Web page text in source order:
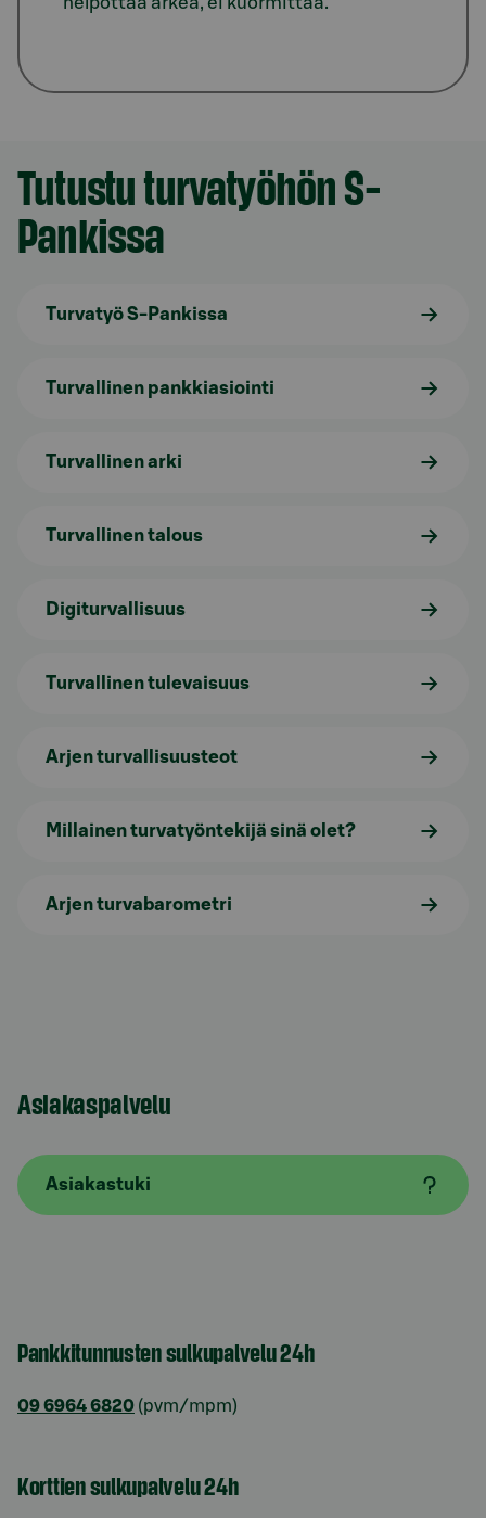
Tutustu turvatyöhön S-
Pankissa
Turvatyö S-Pankissa
Turvallinen pankkiasiointi
Turvallinen arki
Turvallinen talous
Digiturvallisuus
Turvallinen tulevaisuus
Arjen turvallisuusteot
Millainen turvatyöntekijä sinä olet?
Arjen turvabarometri
Asiakaspalvelu
Asiakastuki
Pankkitunnusten sulkupalvelu 24h
09 6964 6820 (pvm/mpm)
Korttien sulkupalvelu 24h